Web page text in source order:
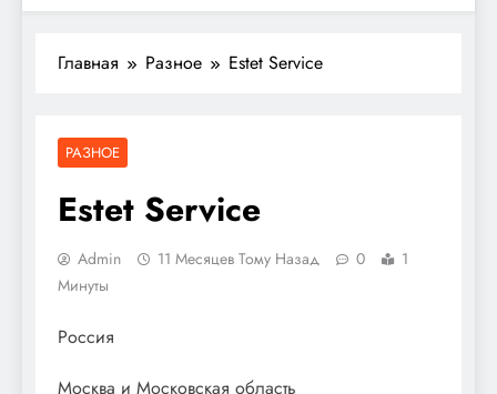
Главная Разное Estet Service
РАЗНОЕ
Estet Service
Admin 11 Месяцев Тому Назад 0
1
Минуты
Россия
Москва и Московская область